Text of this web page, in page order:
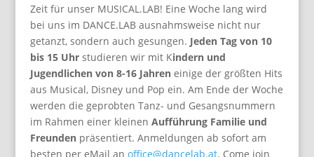
Zeit für unser MUSICAL.LAB! Eine Woche lang wird
bei uns im DANCE.LAB ausnahmsweise nicht nur
getanzt, sondern auch gesungen. Jeden Tag von 10
bis 15 Uhrstudieren wir mit Kindern und
Jugendlichen von 8-16 Jahreneinige der größten Hits
aus Musical, Disney und Pop ein. Am Ende der Woche
werden die geprobten Tanz- und Gesangsnummern
im Rahmen einer kleinen Aufführung Familie und
Freundenpräsentiert. Anmeldungen ab sofort am
besten per eMail an office@dancelab.at. Come join